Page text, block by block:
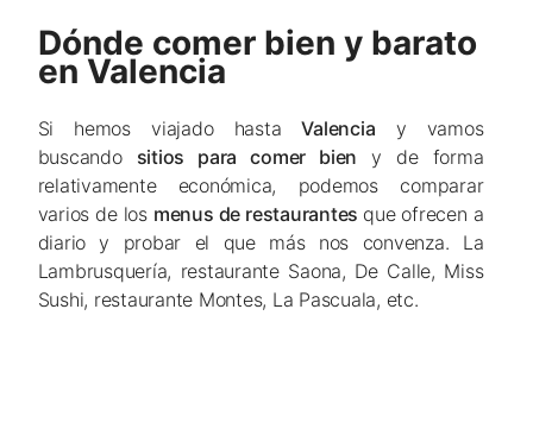
Dónde comer bien y barato
en Valencia
Si hemos viajado hastaValencia y vamos
buscando sitios para comer bien y de forma
relativamente económica, podemos comparar
varios de los menus de restaurantes que ofrecen a
diario y probar el que más nos convenza. La
Lambrusquería, restaurante Saona, De Calle, Miss
Sushi, restaurante Montes, La Pascuala, etc.